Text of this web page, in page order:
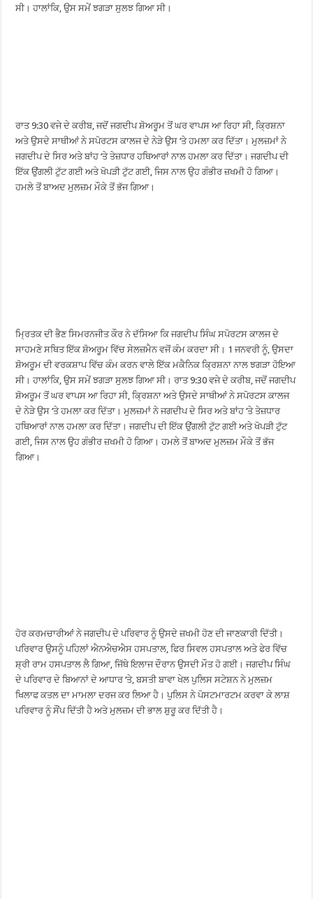
ਸੀ। ਹਾਲਾਂਕਿ, ਉਸ ਸਮੇਂ ਝਗੜਾ ਸੁਲਝ ਗਿਆ ਸੀ।
ਰਾਤ 9:30 ਵਜੇ ਦੇ ਕਰੀਬ, ਜਦੋਂ ਜਗਦੀਪ ਸ਼ੋਅਰੂਮ ਤੋਂ ਘਰ ਵਾਪਸ ਆ ਰਿਹਾ ਸੀ, ਕ੍ਰਿਸ਼ਨਾ
ਅਤੇ ਉਸਦੇ ਸਾਥੀਆਂ ਨੇ ਸਪੋਰਟਸ ਕਾਲਜ ਦੇ ਨੇੜੇ ਉਸ ‘ਤੇ ਹਮਲਾ ਕਰ ਦਿੱਤਾ। ਮੁਲਜ਼ਮਾਂ ਨੇ
ਜਗਦੀਪ ਦੇ ਸਿਰ ਅਤੇ ਬਾਂਹ ‘ਤੇ ਤੇਜ਼ਧਾਰ ਹਥਿਆਰਾਂ ਨਾਲ ਹਮਲਾ ਕਰ ਦਿੱਤਾ। ਜਗਦੀਪ ਦੀ
ਇੱਕ ਉਂਗਲੀ ਟੁੱਟ ਗਈ ਅਤੇ ਖੋਪੜੀ ਟੁੱਟ ਗਈ, ਜਿਸ ਨਾਲ ਉਹ ਗੰਭੀਰ ਜ਼ਖਮੀ ਹੋ ਗਿਆ।
ਹਮਲੇ ਤੋਂ ਬਾਅਦ ਮੁਲਜ਼ਮ ਮੌਕੇ ਤੋਂ ਭੱਜ ਗਿਆ।
ਮ੍ਰਿਤਕ ਦੀ ਭੈਣ ਸਿਮਰਨਜੀਤ ਕੌਰ ਨੇ ਦੱਸਿਆ ਕਿ ਜਗਦੀਪ ਸਿੰਘ ਸਪੋਰਟਸ ਕਾਲਜ ਦੇ
ਸਾਹਮਣੇ ਸਥਿਤ ਇੱਕ ਸ਼ੋਅਰੂਮ ਵਿੱਚ ਸੇਲਜ਼ਮੈਨ ਵਜੋਂ ਕੰਮ ਕਰਦਾ ਸੀ। 1 ਜਨਵਰੀ ਨੂੰ, ਉਸਦਾ
ਸ਼ੋਅਰੂਮ ਦੀ ਵਰਕਸ਼ਾਪ ਵਿੱਚ ਕੰਮ ਕਰਨ ਵਾਲੇ ਇੱਕ ਮਕੈਨਿਕ ਕ੍ਰਿਸ਼ਨਾ ਨਾਲ ਝਗੜਾ ਹੋਇਆ
ਸੀ। ਹਾਲਾਂਕਿ, ਉਸ ਸਮੇਂ ਝਗੜਾ ਸੁਲਝ ਗਿਆ ਸੀ। ਰਾਤ 9:30 ਵਜੇ ਦੇ ਕਰੀਬ, ਜਦੋਂ ਜਗਦੀਪ
ਸ਼ੋਅਰੂਮ ਤੋਂ ਘਰ ਵਾਪਸ ਆ ਰਿਹਾ ਸੀ, ਕ੍ਰਿਸ਼ਨਾ ਅਤੇ ਉਸਦੇ ਸਾਥੀਆਂ ਨੇ ਸਪੋਰਟਸ ਕਾਲਜ
ਦੇ ਨੇੜੇ ਉਸ ‘ਤੇ ਹਮਲਾ ਕਰ ਦਿੱਤਾ। ਮੁਲਜ਼ਮਾਂ ਨੇ ਜਗਦੀਪ ਦੇ ਸਿਰ ਅਤੇ ਬਾਂਹ ‘ਤੇ ਤੇਜ਼ਧਾਰ
ਹਥਿਆਰਾਂ ਨਾਲ ਹਮਲਾ ਕਰ ਦਿੱਤਾ। ਜਗਦੀਪ ਦੀ ਇੱਕ ਉਂਗਲੀ ਟੁੱਟ ਗਈ ਅਤੇ ਖੋਪੜੀ ਟੁੱਟ
ਗਈ, ਜਿਸ ਨਾਲ ਉਹ ਗੰਭੀਰ ਜ਼ਖਮੀ ਹੋ ਗਿਆ। ਹਮਲੇ ਤੋਂ ਬਾਅਦ ਮੁਲਜ਼ਮ ਮੌਕੇ ਤੋਂ ਭੱਜ
ਗਿਆ।
ਹੋਰ ਕਰਮਚਾਰੀਆਂ ਨੇ ਜਗਦੀਪ ਦੇ ਪਰਿਵਾਰ ਨੂੰ ਉਸਦੇ ਜ਼ਖਮੀ ਹੋਣ ਦੀ ਜਾਣਕਾਰੀ ਦਿੱਤੀ।
ਪਰਿਵਾਰ ਉਸਨੂੰ ਪਹਿਲਾਂ ਐਨਐਚਐਸ ਹਸਪਤਾਲ, ਫਿਰ ਸਿਵਲ ਹਸਪਤਾਲ ਅਤੇ ਫੇਰ ਵਿੱਚ
ਸ਼੍ਰੀ ਰਾਮ ਹਸਪਤਾਲ ਲੈ ਗਿਆ, ਜਿੱਥੇ ਇਲਾਜ ਦੌਰਾਨ ਉਸਦੀ ਮੌਤ ਹੋ ਗਈ। ਜਗਦੀਪ ਸਿੰਘ
ਦੇ ਪਰਿਵਾਰ ਦੇ ਬਿਆਨਾਂ ਦੇ ਆਧਾਰ ‘ਤੇ, ਬਸਤੀ ਬਾਵਾ ਖੇਲ ਪੁਲਿਸ ਸਟੇਸ਼ਨ ਨੇ ਮੁਲਜ਼ਮ
ਖਿਲਾਫ ਕਤਲ ਦਾ ਮਾਮਲਾ ਦਰਜ ਕਰ ਲਿਆ ਹੈ। ਪੁਲਿਸ ਨੇ ਪੋਸਟਮਾਰਟਮ ਕਰਵਾ ਕੇ ਲਾਸ਼
ਪਰਿਵਾਰ ਨੂੰ ਸੌਂਪ ਦਿੱਤੀ ਹੈ ਅਤੇ ਮੁਲਜ਼ਮ ਦੀ ਭਾਲ ਸ਼ੁਰੂ ਕਰ ਦਿੱਤੀ ਹੈ।